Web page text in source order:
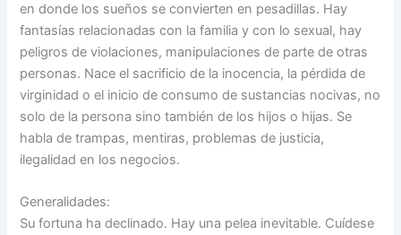
en donde los sueños se convierten en pesadillas. Hay
fantasías relacionadas con la familia y con lo sexual, hay
peligros de violaciones, manipulaciones de parte de otras
personas. Nace el sacrificio de la inocencia, la pérdida de
virginidad o el inicio de consumo de sustancias nocivas, no
solo de la persona sino también de los hijos o hijas. Se
habla de trampas, mentiras, problemas de justicia,
ilegalidad en los negocios.
Generalidades:
Su fortuna ha declinado. Hay una pelea inevitable. Cuídese